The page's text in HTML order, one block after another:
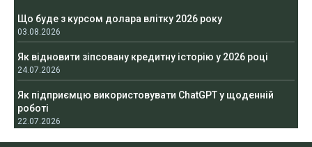
Що буде з курсом долара влітку 2026 року
03.08.2026
Як відновити зіпсовану кредитну історію у 2026 році
24.07.2026
Як підприємцю використовувати ChatGPT у щоденній
роботі
22.07.2026